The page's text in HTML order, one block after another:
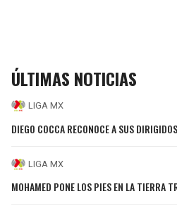
ÚLTIMAS NOTICIAS
LIGA MX
DIEGO COCCA RECONOCE A SUS
LIGA MX
MOHAMED PONE LOS PIES EN LA TIERRA